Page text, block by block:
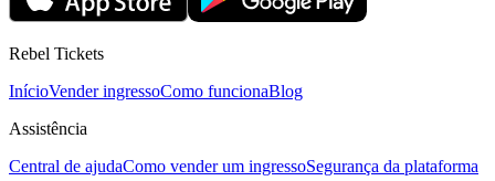
Rebel Tickets
InícioVender ingressoComo funcionaBlog
Assistência
Central de ajudaComo vender um ingressoSegurança da plataforma